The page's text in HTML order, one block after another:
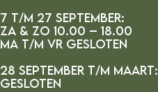
7 t/m 27 september:
za & zo 10.00 – 18.00
ma t/m vr gesloten
28 september t/m maart:
gesloten